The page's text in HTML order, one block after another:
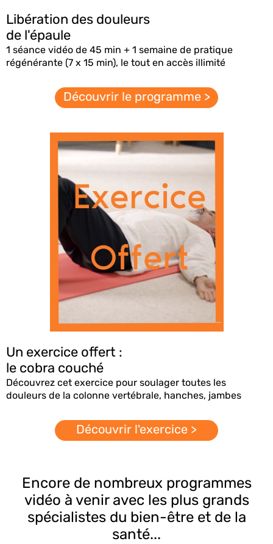
Libération des douleurs
de l'épaule
1 séance vidéo de 45 min + 1 semaine de pratique
régénérante (7 x 15 min), le tout en accès illimité
Découvrir le programme >
Un exercice offert :
le cobra couché
Découvrez cet exercice pour soulager toutes les
douleurs de la colonne vertébrale, hanches, jambes
Découvrir l'exercice >
Encore de nombreux programmes
vidéo à venir avec les plus grands
spécialistes du bien-être et de la
santé...